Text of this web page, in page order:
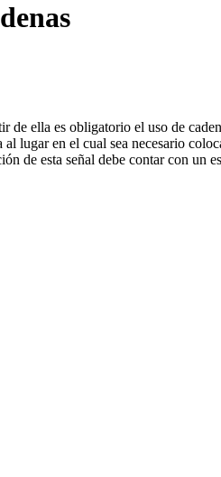
de ella es obligatorio el uso de
lugar en el cual sea necesario
de esta señal debe contar con un